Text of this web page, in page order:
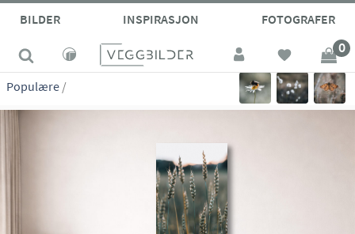
BILDER INSPIRASJON FOTOGRAFER
0
Populære /